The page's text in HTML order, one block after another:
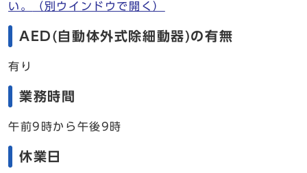
い。
（別ウインドウで開く）
AED(自動体外式除細動器)の有無
有り
業務時間
午前9時から午後9時
休業日